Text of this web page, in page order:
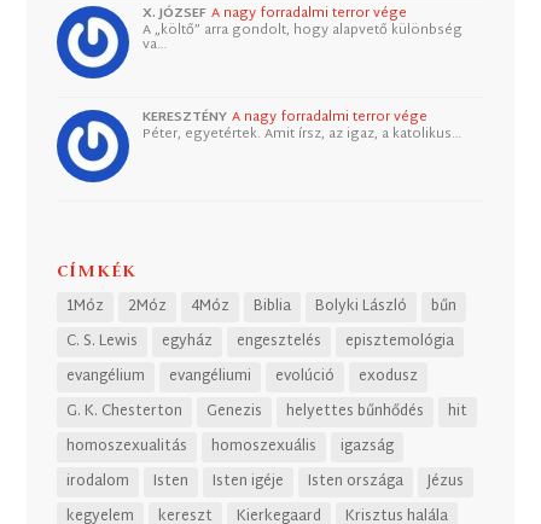
X. JÓZSEF A nagy forradalmi terror vége
A „költő” arra gondolt, hogy alapvető különbség
va…
KERESZTÉNY A nagy forradalmi terror vége
Péter, egyetértek. Amit írsz, az igaz, a katolikus…
CÍMKÉK
1Móz 2Móz 4Móz Biblia Bolyki László
bűn
C. S. Lewis
egyház engesztelés
episztemológia
evangélium
evangéliumi evolúció
exodusz
G. K. Chesterton
Genezis helyettes bűnhődés
hit
homoszexualitás
homoszexuális
igazság
irodalom
Isten Isten igéje Isten országa
Jézus
kegyelem
kereszt Kierkegaard Krisztus halála